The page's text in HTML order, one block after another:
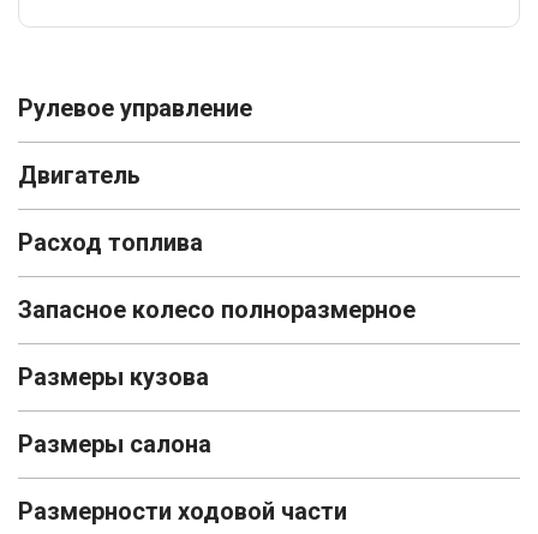
Рулевое управление
Двигатель
Расход топлива
Запасное колесо полноразмерное
Размеры кузова
Размеры салона
Размерности ходовой части